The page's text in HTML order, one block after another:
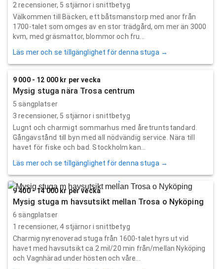
2 recensioner, 5 stjärnor i snittbetyg
Välkommen till Bäcken, ett båtsmanstorp med anor från
1700-talet som omges av en stor trädgård, om mer än 3000
kvm, med gräsmattor, blommor och fru...
Läs mer och se tillgänglighet för denna stuga →
9 000 - 12 000 kr per vecka
Mysig stuga nära Trosa centrum
5 sängplatser
3 recensioner, 5 stjärnor i snittbetyg
Lugnt och charmigt sommarhus med åretruntstandard.
Gångavstånd till byn med all nödvändig service. Nära till
havet för fiske och bad. Stockholm kan...
Läs mer och se tillgänglighet för denna stuga →
9 400 - 14 000 kr per vecka
Mysig stuga m havsutsikt mellan Trosa o Nyköping
6 sängplatser
1 recensioner, 4 stjärnor i snittbetyg
Charmig nyrenoverad stuga från 1600-talet hyrs ut vid
havet med havsutsikt ca 2 mil/20 min från/mellan Nyköping
och Vagnhärad under hösten och våre...